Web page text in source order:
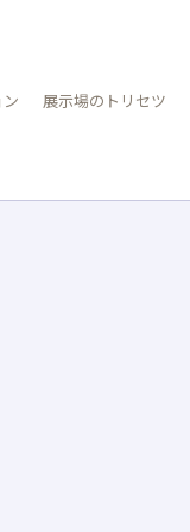
展示場のトリセツ